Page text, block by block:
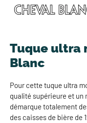
Tuque ultra
Blanc
Pour cette tuque ultra
qualité supérieure et un
démarque totalement
des caisses de bière de